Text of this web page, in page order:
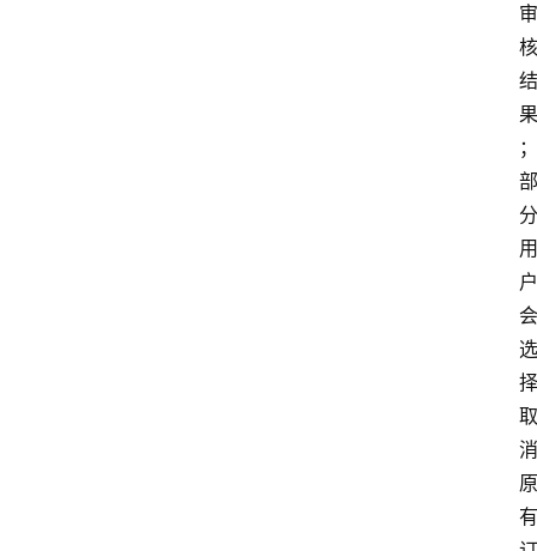
审
核
结
果
；
部
分
用
户
会
选
择
取
消
原
有